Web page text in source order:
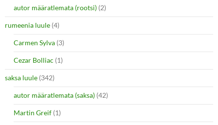
autor määratlemata (rootsi) (2)
rumeenia luule (4)
Carmen Sylva (3)
Cezar Bolliac (1)
saksa luule (342)
autor määratlemata (saksa) (42)
Martin Greif (1)